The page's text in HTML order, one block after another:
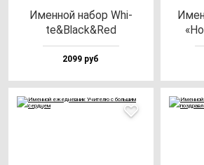
Имен­ной на­бор Whi­
te&Black&Red
2099 руб